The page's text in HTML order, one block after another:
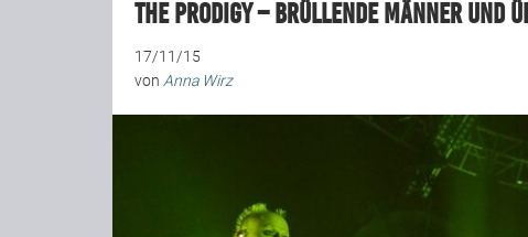
The Prodigy – Brüllende Männer und
17/11/15
von Anna Wirz